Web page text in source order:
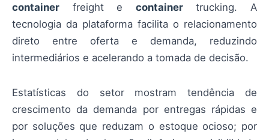
container freight e containertrucking. A
tecnologia da plataforma facilita o relacionamento
direto entre oferta e demanda, reduzindo
intermediários e acelerando a tomada de decisão.
Estatísticas do setor mostram tendência de
crescimento da demanda por entregas rápidas e
por soluções que reduzam o estoque ocioso; por